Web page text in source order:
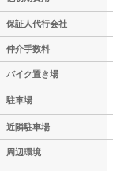
保証人代行会社
仲介手数料
バイク置き場
駐車場
近隣駐車場
周辺環境